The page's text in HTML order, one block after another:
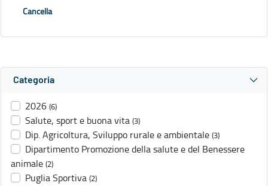
Cancella
Categoria
2026 (6)
Salute, sport e buona vita (3)
Dip. Agricoltura, Sviluppo rurale e ambientale (3)
Dipartimento Promozione della salute e del Benessere
animale (2)
Puglia Sportiva (2)